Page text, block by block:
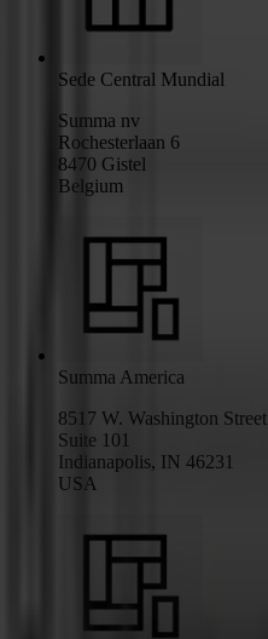
Sede Central Mundial
Summa nv
Rochesterlaan 6
8470 Gistel
Belgium
Summa America
8517 W. Washington Street
Suite 101
Indianapolis, IN 46231
USA